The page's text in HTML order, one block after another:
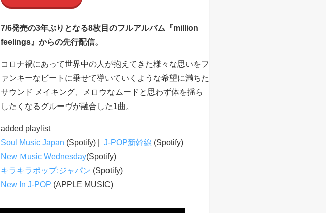
7/6発売の3年ぶりとなる8枚目のフルアルバム『million
feelings』からの先行配信。
コロナ禍にあって世界中の人が抱えてきた様々な思いをフ
ァンキーなビートに乗せて導いていくような希望に満ちた
サウンド メイキング、メロウなムードと思わず体を揺ら
したくなるグルーヴが融合した1曲。
added playlist
Soul Music Japan (Spotify) | J-POP新幹線 (Spotify)
New Ｍusic Wednesday(Spotify)
キラキラポップ:ジャパン (Spotify)
New In J-POP (APPLE MUSIC)